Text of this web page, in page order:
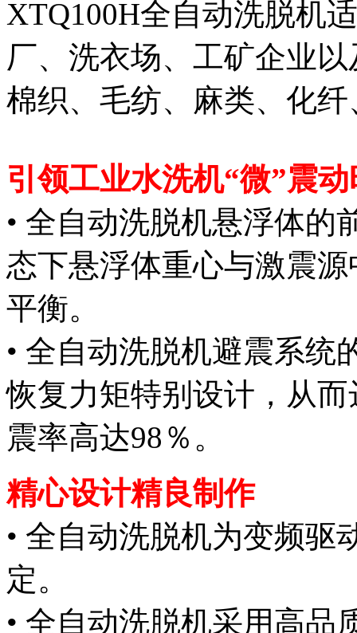
XTQ100H全自动洗脱机
厂、洗衣场、工矿企业
棉织、毛纺、麻类、化
引领工业水洗机“微”震
• 全自动洗脱机悬浮体的
态下悬浮体重心与激震
平衡。
• 全自动洗脱机避震系统
恢复力矩特别设计，从
震率高达98％。
精心设计精良制作
• 全自动洗脱机为变频驱
定。
• 全自动洗脱机采用高品